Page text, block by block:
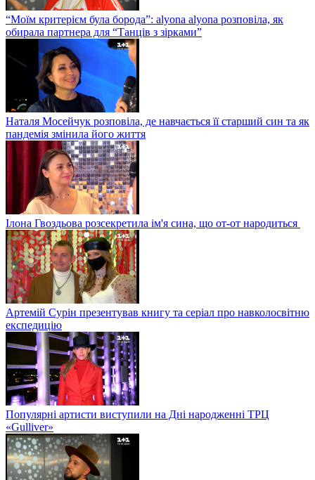
“Моїм критерієм була борода”: alyona alyona розповіла, як
обирала партнера для “Танців з зірками”
Наталя Мосейчук розповіла, де навчається її старший син та як
пандемія змінила його життя
Ілона Гвоздьова розсекретила ім'я сина, що от-от народиться
Артемій Сурін презентував книгу та серіал про навколосвітню
експедицію
Популярні артисти виступили на Дні народженні ТРЦ
«Gulliver»